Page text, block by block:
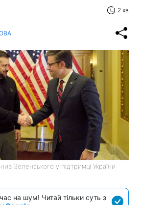
2 хв
Зеленського у підтримці України
на шум! Читай тільки суть з